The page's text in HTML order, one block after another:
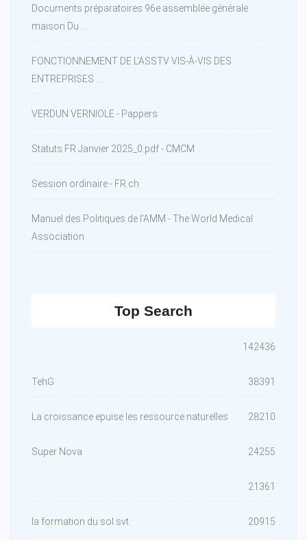
Documents préparatoires 96e assemblée générale
maison Du ...
FONCTIONNEMENT DE L'ASSTV VIS-À-VIS DES
ENTREPRISES ...
VERDUN VERNIOLE - Pappers
Statuts FR Janvier 2025_0.pdf - CMCM
Session ordinaire - FR.ch
Manuel des Politiques de l'AMM - The World Medical
Association
Top Search
142436
TehG 38391
La croissance epuise les ressource naturelles 28210
Super Nova 24255
21361
la formation du sol svt 20915